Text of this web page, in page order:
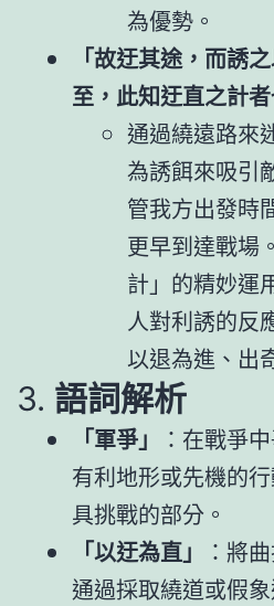
為優勢。
「故迂其途，而誘
至，此知迂直之計者
通過繞遠路來
為誘餌來吸引
管我方出發時
更早到達戰場
計」的精妙運
人對利誘的反
以退為進、出
3. 語詞解析
「軍爭」
：在戰爭
有利地形或先機的
具挑戰的部分。
「以迂為直」
：將
通過採取繞道或假